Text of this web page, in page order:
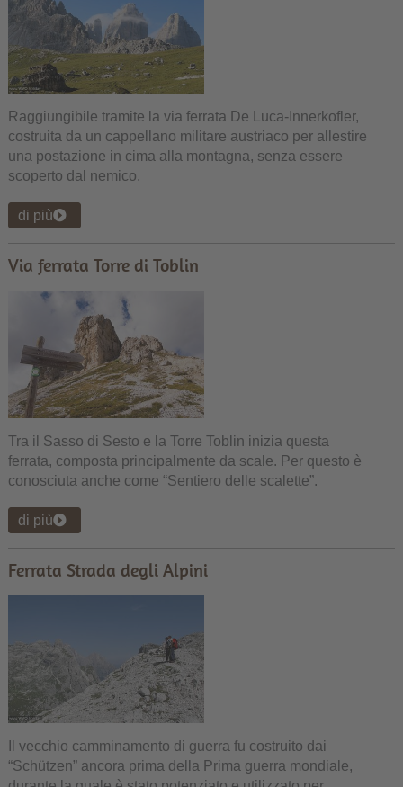
Raggiungibile tramite la via ferrata De Luca-Innerkofler,
costruita da un cappellano militare austriaco per allestire
una postazione in cima alla montagna, senza essere
scoperto dal nemico.
di più
Via ferrata Torre di Toblin
Tra il Sasso di Sesto e la Torre Toblin inizia questa
ferrata, composta principalmente da scale. Per questo è
conosciuta anche come “Sentiero delle scalette”.
di più
Ferrata Strada degli Alpini
Il vecchio camminamento di guerra fu costruito dai
“Schützen” ancora prima della Prima guerra mondiale,